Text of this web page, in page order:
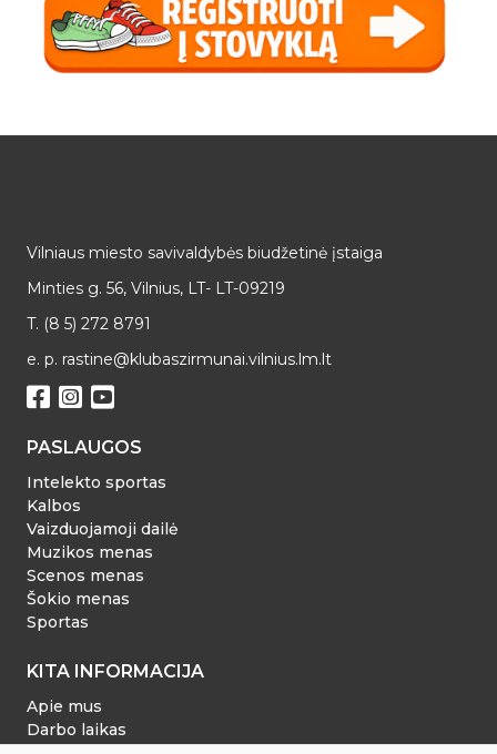
Vilniaus miesto savivaldybės biudžetinė įstaiga
Minties g. 56, Vilnius, LT- LT-09219
T. (8 5) 272 8791
e. p. rastine@klubaszirmunai.vilnius.lm.lt
PASLAUGOS
Intelekto sportas
Kalbos
Vaizduojamoji dailė
Muzikos menas
Scenos menas
Šokio menas
Sportas
KITA INFORMACIJA
Apie mus
Darbo laikas